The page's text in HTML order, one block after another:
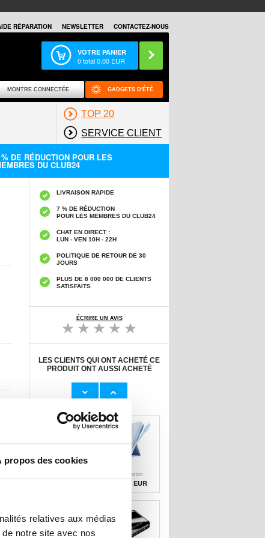
propos des cookies
relatives aux médias
notre site avec nos
RÉPARATION NEWSLETTER CONTACTEZ-NOUS
VOTRE PANIER
0total0,00 EUR
MONTRE CONNECTÉE GADGETS D'ÉTÉ
TOP 20
SERVICE CLIENT
DE RÉDUCTION POUR LES
DU CLUB24
LIVRAISON RAPIDE
7 % DE RÉDUCTION
POUR LES MEMBRES DU CLUB24
CHAT EN DIRECT :
LUN - VEN 10H - 22H
POLITIQUE DE RETOUR DE 30
JOURS
PLUS DE 8 000 000 DE CLIENTS
SATISFAITS
ÉCRIRE UN AVIS
LES CLIENTS QUI ONT ACHETÉ CE
PRODUIT ONT AUSSI ACHETÉ
Adaptateur
23,00 EUR
Câble Apple
11,50 EUR
d'alimentation
29,50 EUR